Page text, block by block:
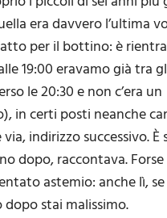
era davvero l’ultima
per il bottino: è
19:00 eravamo già tra
le 20:30 e non c’era un
in certi posti neanche
indirizzo successivo.
dopo, raccontava.
astemio: anche lì,
stai malissimo.